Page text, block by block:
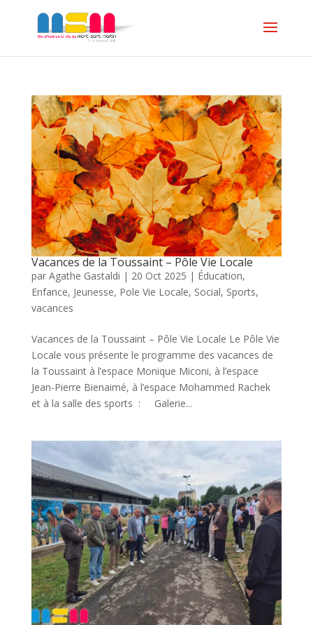
Vacances de la Toussaint – Pôle Vie Locale
par Agathe Gastaldi | 20 Oct 2025 | Éducation,
Enfance, Jeunesse, Pole Vie Locale, Social, Sports,
vacances
Vacances de la Toussaint – Pôle Vie Locale Le Pôle Vie
Locale vous présente le programme des vacances de
la Toussaint à l’espace Monique Miconi, à l’espace
Jean-Pierre Bienaimé, à l’espace Mohammed Rachek
et à la salle des sports : Galerie...